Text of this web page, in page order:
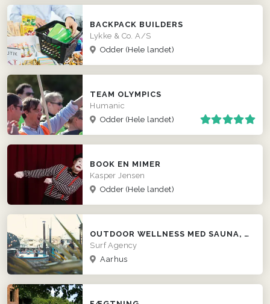
BACKPACK BUILDERS
Lykke & Co. A/S
Odder (Hele landet)
TEAM OLYMPICS
Humanic
Odder (Hele landet)
BOOK EN MIMER
Kasper Jensen
Odder (Hele landet)
OUTDOOR WELLNESS MED SAUNA, VILDMARKSBAD OG SURFER VIBES
Surf Agency
Aarhus